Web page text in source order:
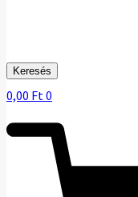
Keresés
0,00 Ft 0